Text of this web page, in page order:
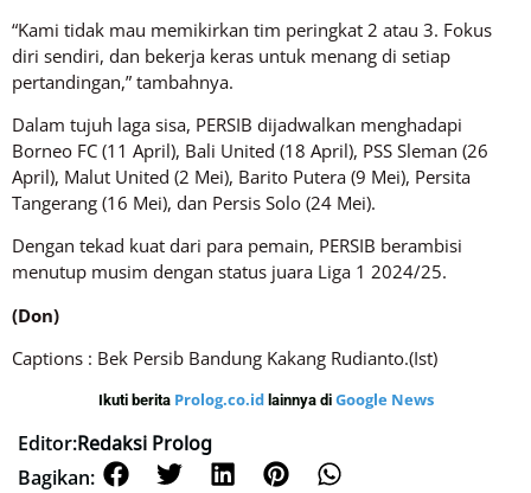
“Kami tidak mau memikirkan tim peringkat 2 atau 3. Fokus
diri sendiri, dan bekerja keras untuk menang di setiap
pertandingan,” tambahnya.
Dalam tujuh laga sisa, PERSIB dijadwalkan menghadapi
Borneo FC (11 April), Bali United (18 April), PSS Sleman (26
April), Malut United (2 Mei), Barito Putera (9 Mei), Persita
Tangerang (16 Mei), dan Persis Solo (24 Mei).
Dengan tekad kuat dari para pemain, PERSIB berambisi
menutup musim dengan status juara Liga 1 2024/25.
(Don)
Captions : Bek Persib Bandung Kakang Rudianto.(Ist)
Ikuti berita Prolog.co.id lainnya di Google News
Editor:Redaksi Prolog
Bagikan: